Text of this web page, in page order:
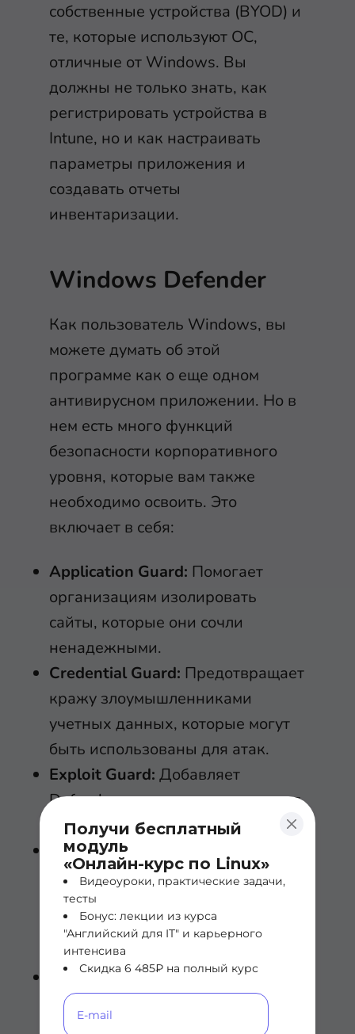
Получи бесплатный
модуль
«Онлайн-курс по Linux»
Видеоуроки, практические задачи,
тесты
Бонус: лекции из курса
"Английский для IT" и карьерного
интенсива
Скидка 6 485₽ на полный курс
собственные устройства (BYOD) и
те, которые используют ОС,
отличные от Windows. Вы
должны не только знать, как
регистрировать устройства в
Intune, но и как настраивать
параметры приложения и
создавать отчеты
инвентаризации.
Windows Defender
Как пользователь Windows, вы
можете думать об этой
программе как о еще одном
антивирусном приложении. Но в
нем есть много функций
безопасности корпоративного
уровня, которые вам также
необходимо освоить. Это
включает в себя:
Application Guard: Помогает
организациям изолировать
сайты, которые они сочли
ненадежными.
Credential Guard: Предотвращает
кражу злоумышленниками
учетных данных, которые могут
быть использованы для атак.
Exploit Guard: Добавляет
Defender возможность защиты от
вторжений.
Advanced Threat Protection:
Помогает организациям
предотвращать, обнаруживать,
исследовать сложные угрозы и
реагировать на них.
Application Control:Позволяет
организациям контролировать,
какие драйверы и приложения